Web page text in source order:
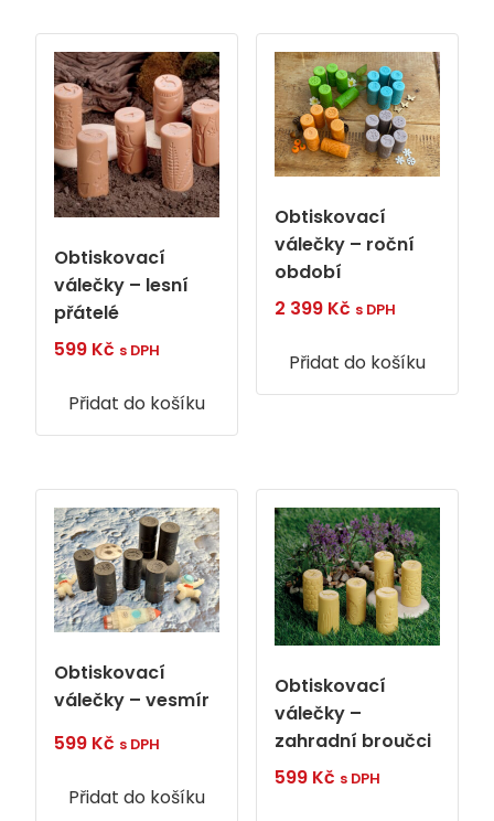
Obtiskovací
válečky – lesní
přátelé
599 Kč s DPH
Přidat do košíku
Obtiskovací
válečky – roční
období
2 399 Kč s DPH
Přidat do košíku
Obtiskovací
válečky – vesmír
599 Kč s DPH
Přidat do košíku
Obtiskovací
válečky –
zahradní broučci
599 Kč s DPH